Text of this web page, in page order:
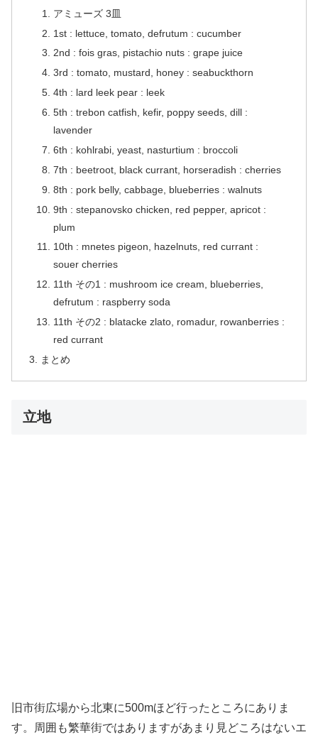
アミューズ 3皿
1st : lettuce, tomato, defrutum : cucumber
2nd : fois gras, pistachio nuts : grape juice
3rd : tomato, mustard, honey : seabuckthorn
4th : lard leek pear : leek
5th : trebon catfish, kefir, poppy seeds, dill :
lavender
6th : kohlrabi, yeast, nasturtium : broccoli
7th : beetroot, black currant, horseradish : cherries
8th : pork belly, cabbage, blueberries : walnuts
9th : stepanovsko chicken, red pepper, apricot :
plum
10th : mnetes pigeon, hazelnuts, red currant :
souer cherries
11th その1 : mushroom ice cream, blueberries,
defrutum : raspberry soda
11th その2 : blatacke zlato, romadur, rowanberries :
red currant
まとめ
立地
旧市街広場から北東に500mほど行ったところにありま
す。周囲も繁華街ではありますがあまり見どころはないエ